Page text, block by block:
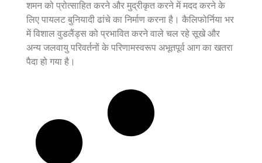
शमन को प्रोत्साहित करने और मुद्रीकृत करने में मदद करने के
लिए पायलट बुनियादी ढांचे का निर्माण करना है। कैलिफोर्निया भर
में विशाल वुडलैंड्स को प्रभावित करने वाले चल रहे सूखे और
अन्य जलवायु परिवर्तनों के परिणामस्वरूप अभूतपूर्व आग का खतरा
पैदा हो गया है।